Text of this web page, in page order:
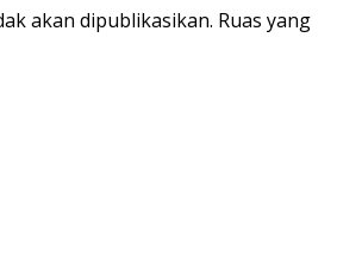
akan dipublikasikan. Ruas yang